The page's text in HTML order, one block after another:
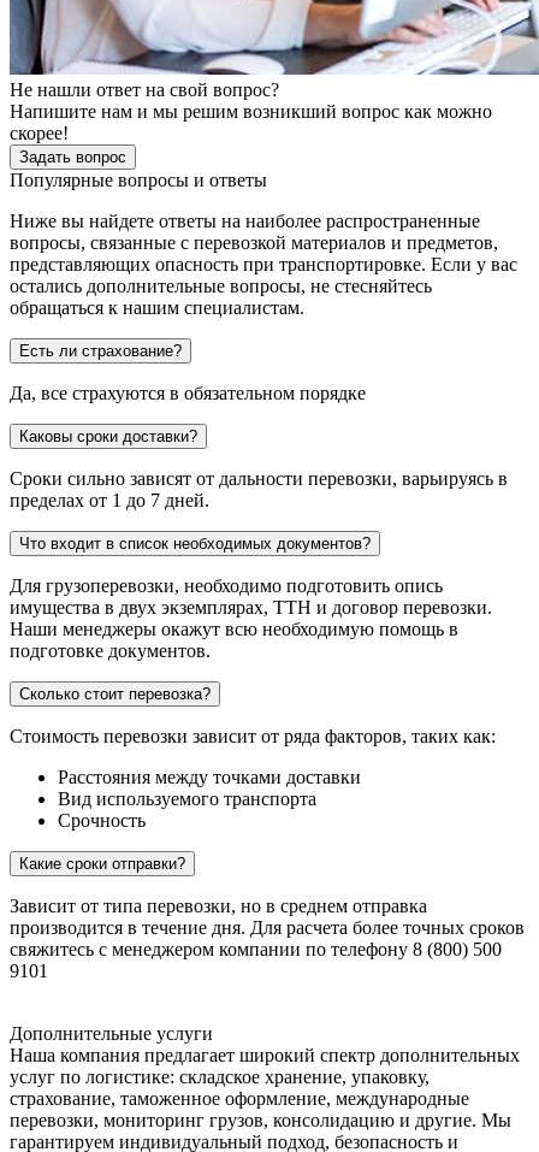
Не нашли ответ на свой вопрос?
Напишите нам и мы решим возникший вопрос как можно
скорее!
Задать вопрос
Популярные вопросы и ответы
Ниже вы найдете ответы на наиболее распространенные
вопросы, связанные с перевозкой материалов и предметов,
представляющих опасность при транспортировке. Если у вас
остались дополнительные вопросы, не стесняйтесь
обращаться к нашим специалистам.
Есть ли страхование?
Да, все страхуются в обязательном порядке
Каковы сроки доставки?
Сроки сильно зависят от дальности перевозки, варьируясь в
пределах от 1 до 7 дней.
Что входит в список необходимых документов?
Для грузоперевозки, необходимо подготовить опись
имущества в двух экземплярах, ТТН и договор перевозки.
Наши менеджеры окажут всю необходимую помощь в
подготовке документов.
Сколько стоит перевозка?
Стоимость перевозки зависит от ряда факторов, таких как:
Расстояния между точками доставки
Вид используемого транспорта
Срочность
Какие сроки отправки?
Зависит от типа перевозки, но в среднем отправка
производится в течение дня. Для расчета более точных сроков
свяжитесь с менеджером компании по телефону 8 (800) 500
9101
Дополнительные услуги
Наша компания предлагает широкий спектр дополнительных
услуг по логистике: складское хранение, упаковку,
страхование, таможенное оформление, международные
перевозки, мониторинг грузов, консолидацию и другие. Мы
гарантируем индивидуальный подход, безопасность и